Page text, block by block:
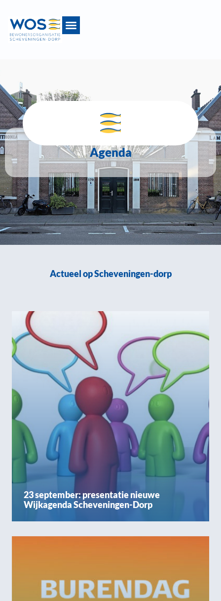
Agenda
Actueel op Scheveningen-dorp
23 september: presentatie nieuwe
Wijkagenda Scheveningen-Dorp